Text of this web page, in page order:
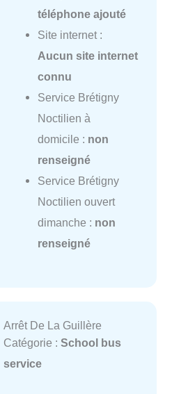
téléphone ajouté
Site internet :
Aucun site internet
connu
Service Brétigny
Noctilien à
domicile : non
renseigné
Service Brétigny
Noctilien ouvert
dimanche : non
renseigné
Arrêt De La Guillère
Catégorie : School bus
service